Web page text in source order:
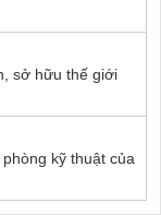
sở hữu thế giới
kỹ thuật của